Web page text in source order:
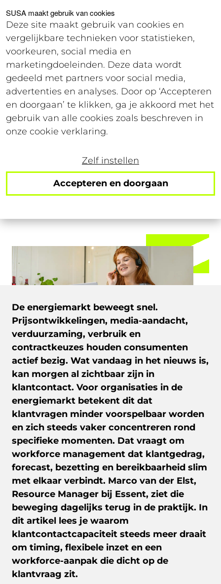
SUSA maakt gebruik van cookies
Deze site maakt gebruik van cookies en
vergelijkbare technieken voor statistieken,
voorkeuren, social media en
marketingdoeleinden. Deze data wordt
gedeeld met partners voor social media,
advertenties en analyses. Door op ‘Accepteren
en doorgaan’ te klikken, ga je akkoord met het
gebruik van alle cookies zoals beschreven in
onze cookie verklaring.
Zelf instellen
Accepteren en doorgaan
Voor studenten Voor werkgevers
Offerte
In gesprek met Essent:
momenten dat
klantcontact piekt
9 september 2026
Leestijd: 5 minuten
De energiemarkt beweegt snel.
Prijsontwikkelingen, media-aandacht,
verduurzaming, verbruik en
contractkeuzes houden consumenten
actief bezig. Wat vandaag in het nieuws is,
kan morgen al zichtbaar zijn in
klantcontact. Voor organisaties in de
energiemarkt betekent dit dat
klantvragen minder voorspelbaar worden
en zich steeds vaker concentreren rond
specifieke momenten. Dat vraagt om
workforce management dat klantgedrag,
forecast, bezetting en bereikbaarheid slim
met elkaar verbindt. Marco van der Elst,
Resource Manager bij Essent, ziet die
beweging dagelijks terug in de praktijk. In
dit artikel lees je waarom
klantcontactcapaciteit steeds meer draait
om timing, flexibele inzet en een
workforce-aanpak die dicht op de
klantvraag zit.